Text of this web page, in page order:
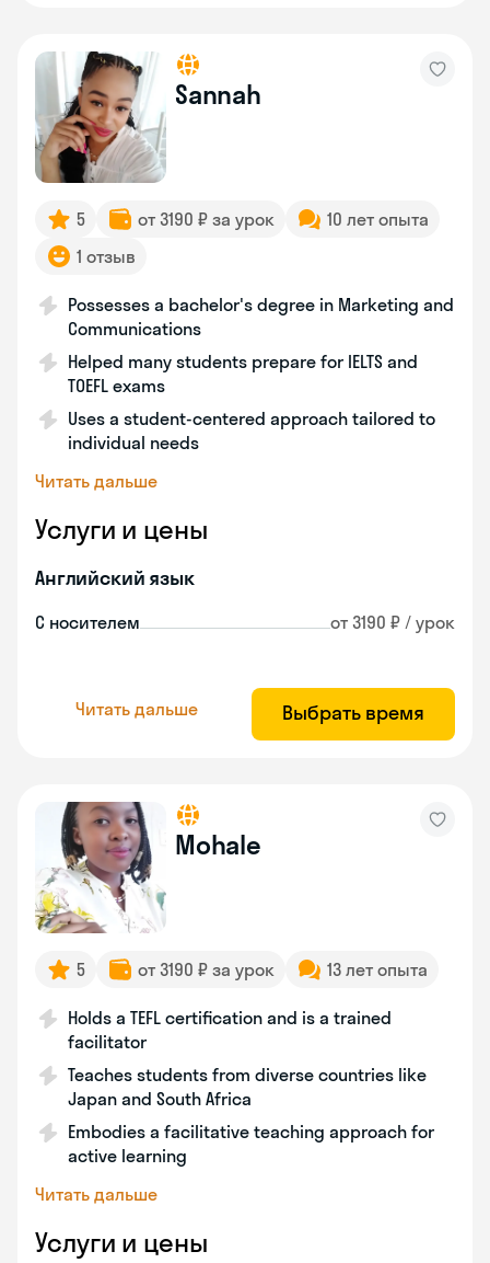
Sannah
5 от 3190 ₽ за урок
10 лет опыта
1 отзыв
Possesses a bachelor's degree in Marketing and
Communications
Helped many students prepare for IELTS and
TOEFL exams
Uses a student-centered approach tailored to
individual needs
Читать дальше
Услуги и цены
Английский язык
С носителем от 3190 ₽ / урок
Читать дальше Выбрать время
Mohale
5 от 3190 ₽ за урок 13 лет опыта
Holds a TEFL certification and is a trained
facilitator
Teaches students from diverse countries like
Japan and South Africa
Embodies a facilitative teaching approach for
active learning
Читать дальше
Услуги и цены